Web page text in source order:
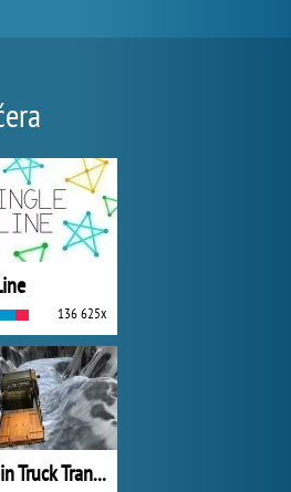
136 625x
Mountain Truck Transport